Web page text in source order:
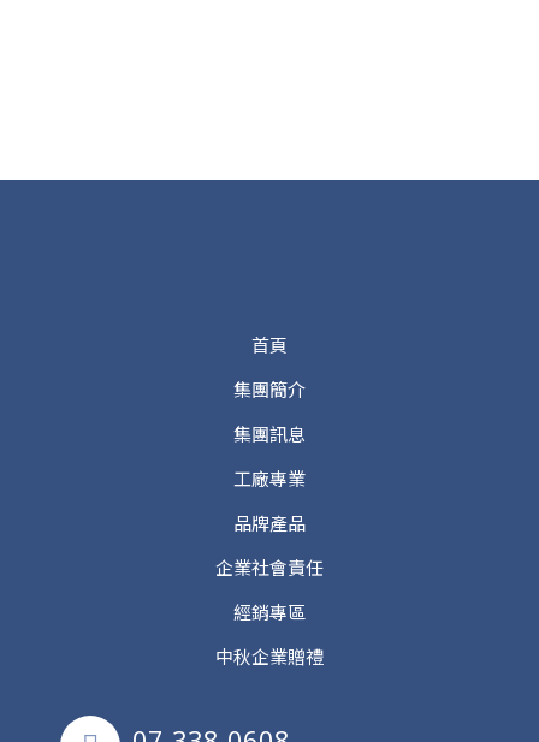
首頁
集團簡介
集團訊息
工廠專業
品牌產品
企業社會責任
經銷專區
中秋企業贈禮